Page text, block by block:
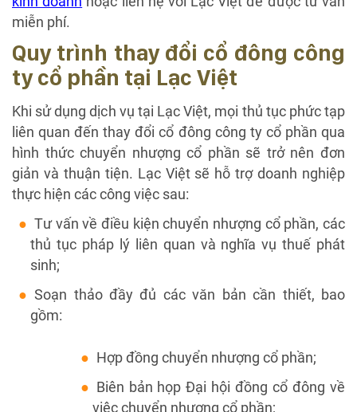
miễn phí.
Quy trình thay đổi cổ đông công
ty cổ phần tại Lạc Việt
Khi sử dụng dịch vụ tại Lạc Việt, mọi thủ tục phức tạp
liên quan đến thay đổi cổ đông công ty cổ phần qua
hình thức chuyển nhượng cổ phần sẽ trở nên đơn
giản và thuận tiện. Lạc Việt sẽ hỗ trợ doanh nghiệp
thực hiện các công việc sau:
Tư vấn về điều kiện chuyển nhượng cổ phần, các
thủ tục pháp lý liên quan và nghĩa vụ thuế phát
sinh;
Soạn thảo đầy đủ các văn bản cần thiết, bao
gồm:
Hợp đồng chuyển nhượng cổ phần;
Biên bản họp Đại hội đồng cổ đông về
việc chuyển nhượng cổ phần;